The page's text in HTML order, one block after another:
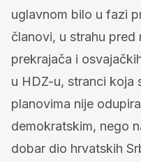
uglavnom bilo u fazi
članovi, u strahu
prekrajača i
u HDZ-u, stranci koja
planovima nije
demokratskim, nego
dobar dio hrvatskih